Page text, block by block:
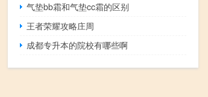
气垫bb霜和气垫cc霜的区别
王者荣耀攻略庄周
成都专升本的院校有哪些啊